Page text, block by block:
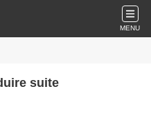
MENU
suite